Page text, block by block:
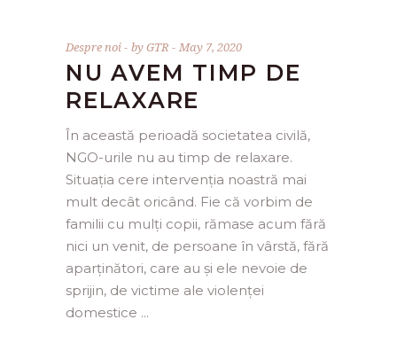
Despre noi byGTR May 7, 2020
NU AVEM TIMP DE
RELAXARE
În această perioadă societatea civilă,
NGO-urile nu au timp de relaxare.
Situația cere intervenția noastră mai
mult decât oricând. Fie că vorbim de
familii cu mulți copii, rămase acum fără
nici un venit, de persoane în vârstă, fără
aparținători, care au și ele nevoie de
sprijin, de victime ale violenței
domestice